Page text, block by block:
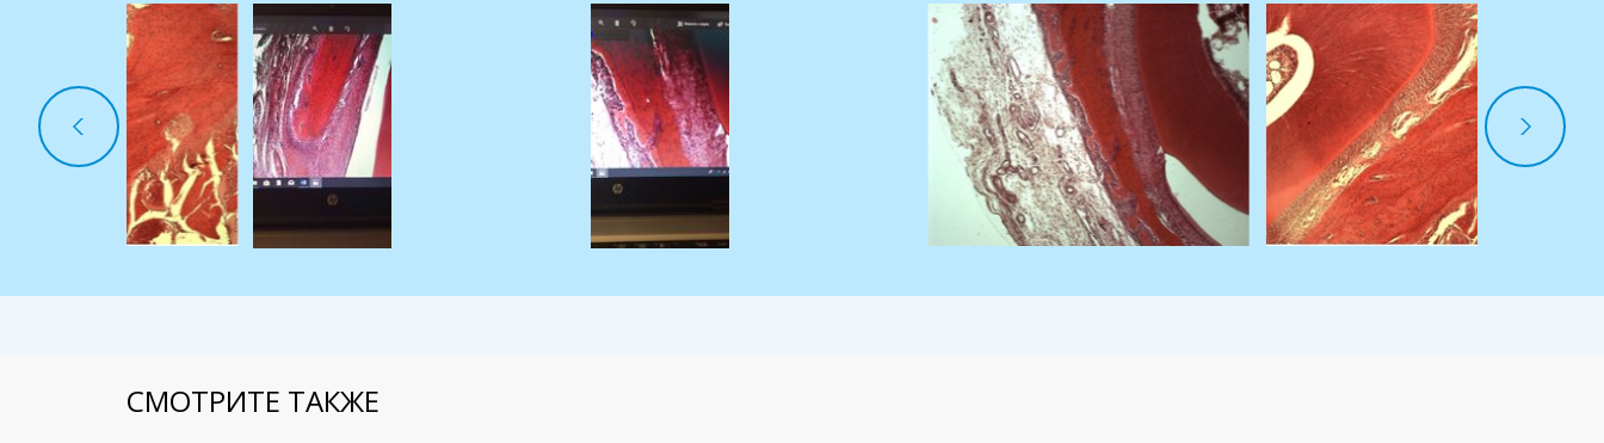
СМОТРИТЕ ТАКЖЕ